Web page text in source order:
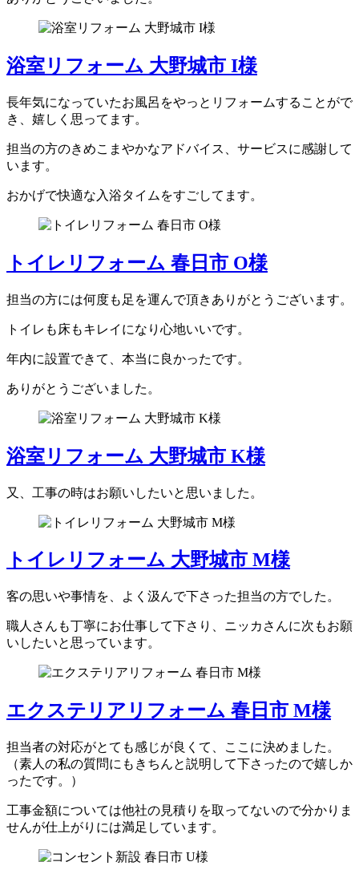
浴室リフォーム 大野城市 I様
長年気になっていたお風呂をやっとリフォームすることがで
き、嬉しく思ってます。
担当の方のきめこまやかなアドバイス、サービスに感謝して
います。
おかげで快適な入浴タイムをすごしてます。
トイレリフォーム 春日市 O様
担当の方には何度も足を運んで頂きありがとうございます。
トイレも床もキレイになり心地いいです。
年内に設置できて、本当に良かったです。
ありがとうございました。
浴室リフォーム 大野城市 K様
又、工事の時はお願いしたいと思いました。
トイレリフォーム 大野城市 M様
客の思いや事情を、よく汲んで下さった担当の方でした。
職人さんも丁寧にお仕事して下さり、ニッカさんに次もお願
いしたいと思っています。
エクステリアリフォーム 春日市 M様
担当者の対応がとても感じが良くて、ここに決めました。
（素人の私の質問にもきちんと説明して下さったので嬉しか
ったです。）
工事金額については他社の見積りを取ってないので分かりま
せんが仕上がりには満足しています。